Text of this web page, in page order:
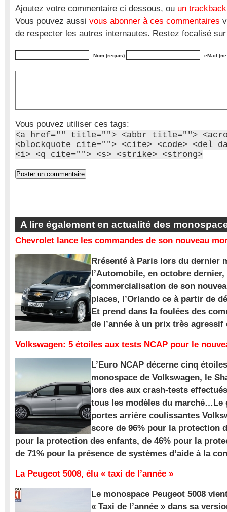
Ajoutez votre commentaire ci dessous, ou un trackback
Vous pouvez aussi vous abonner à ces commentaires
de respecter les autres internautes. Restez focalisé
Nom (requis) eMail
Vous pouvez utiliser ces tags:
<a href="" title=""> <abbr title="">
<blockquote cite=""> <cite> <code> <del
<i> <q cite=""> <s> <strike> <strong>
A lire également en actualité des
Chevrolet lance les commandes de son nouveau
Rrésenté à Paris lors du dernier
l’Automobile, en octobre
commercialisation de son
places, l’Orlando ce à partir de
Et prend dans la foulées des
de l’année à un prix très agressif
Volkswagen: 5 étoiles aux tests NCAP pour le
L’Euro NCAP décerne cinq
monospace de Volkswagen, le
lors des aux crash-tests
tous les modèles du marché…Le
portes arrière coulissantes
score de 96% pour la protection
pour la protection des enfants, de 46% pour la
de 71% pour la présence de systèmes d’aide à la
La Peugeot 5008, élu « taxi de l’année »
Le monospace Peugeot 5008
« Taxi de l’année » dans sa